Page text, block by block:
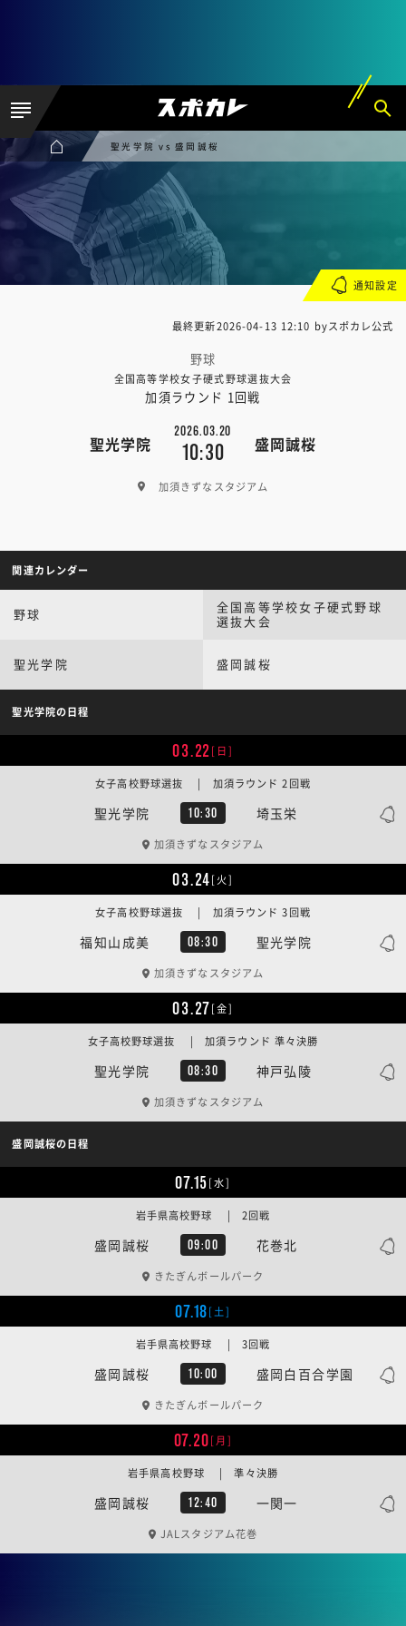
聖光学院 vs 盛岡誠桜
最終更新2026-04-13 12:10 byスポカレ公式
野球
全国高等学校女子硬式野球選抜大会
加須ラウンド 1回戦
聖光学院
2026.03.20
10:30 盛岡誠桜
加須きずなスタジアム
通知設定
関連カレンダー
野球
全国高等学校女子硬式野球
選抜大会
聖光学院 盛岡誠桜
聖光学院の日程
03.22[日]
聖光学院 10:30 埼玉栄
女子高校野球選抜 | 加須ラウンド 2回戦
加須きずなスタジアム
03.24[火]
福知山成美 08:30 聖光学院
女子高校野球選抜 | 加須ラウンド 3回戦
加須きずなスタジアム
03.27[金]
聖光学院 08:30 神戸弘陵
女子高校野球選抜 | 加須ラウンド 準々決勝
加須きずなスタジアム
盛岡誠桜の日程
07.15[水]
盛岡誠桜 09:00 花巻北
岩手県高校野球 | 2回戦
きたぎんボールパーク
07.18[土]
盛岡誠桜 10:00 盛岡白百合学園
岩手県高校野球 | 3回戦
きたぎんボールパーク
07.20[月]
盛岡誠桜 12:40 一関一
岩手県高校野球 | 準々決勝
JALスタジアム花巻